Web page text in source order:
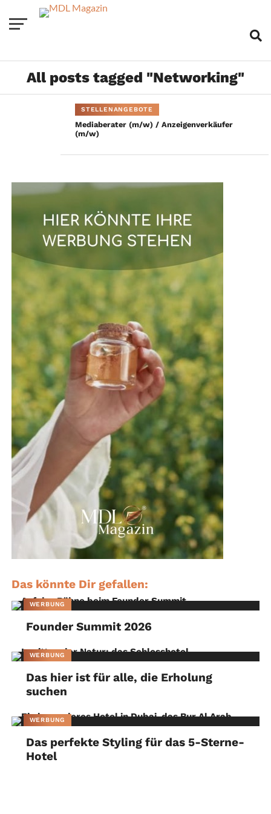
All posts tagged "Networking"
STELLENANGEBOTE
Mediaberater (m/w) / Anzeigenverkäufer
(m/w)
Das könnte Dir gefallen:
WERBUNG
Founder Summit 2026
WERBUNG
Das hier ist für alle, die Erholung
suchen
WERBUNG
Das perfekte Styling für das 5-Sterne-
Hotel